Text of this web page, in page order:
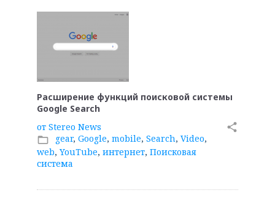
Расширение функций поисковой системы
Google Search
от Stereo News
folder_open gear, Google, mobile, Search, Video,
web, YouTube, интернет, Поисковая
система
share